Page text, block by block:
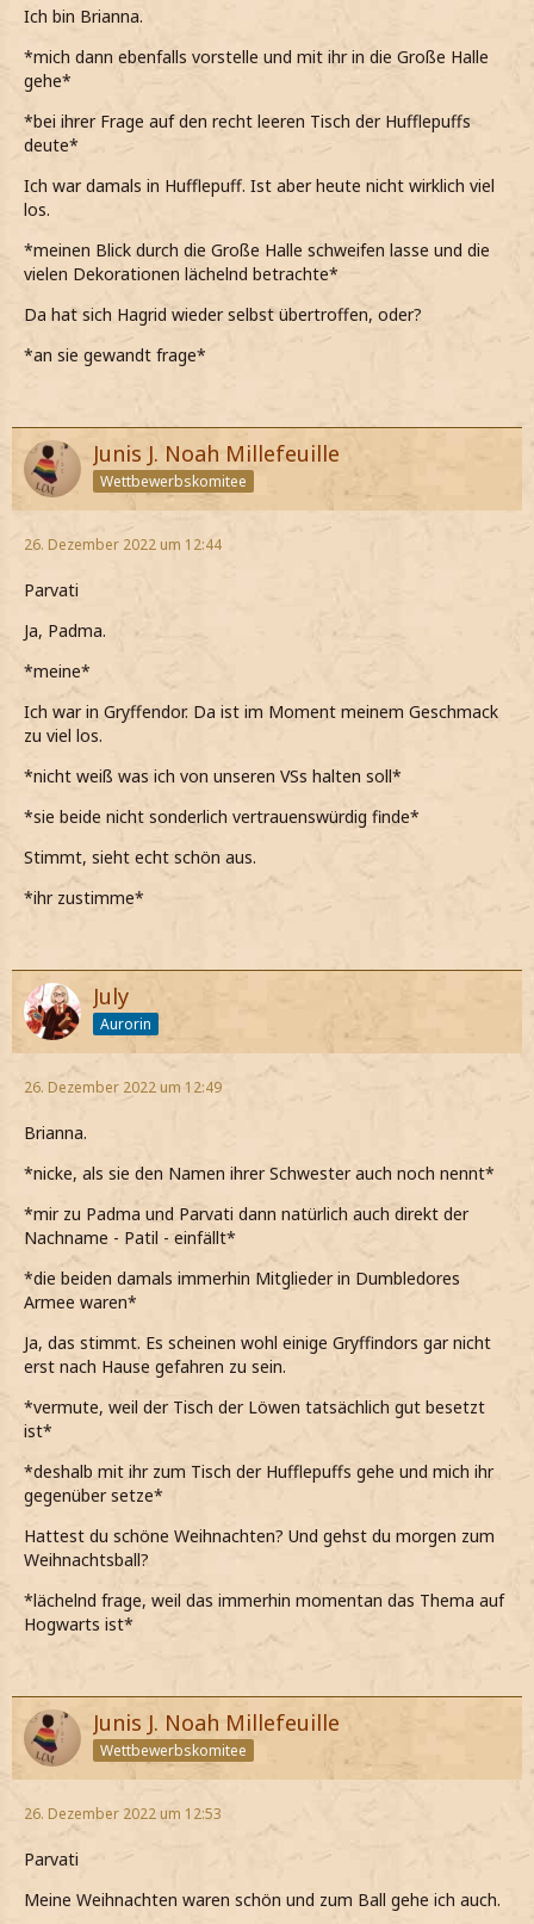
Ich bin Brianna.
*mich dann ebenfalls vorstelle und mit ihr in die Große Halle
gehe*
*bei ihrer Frage auf den recht leeren Tisch der Hufflepuffs
deute*
Ich war damals in Hufflepuff. Ist aber heute nicht wirklich viel
los.
*meinen Blick durch die Große Halle schweifen lasse und die
vielen Dekorationen lächelnd betrachte*
Da hat sich Hagrid wieder selbst übertroffen, oder?
*an sie gewandt frage*
Junis J. Noah Millefeuille
Wettbewerbskomitee
26. Dezember 2022 um 12:44
Parvati
Ja, Padma.
*meine*
Ich war in Gryffendor. Da ist im Moment meinem Geschmack
zu viel los.
*nicht weiß was ich von unseren VSs halten soll*
*sie beide nicht sonderlich vertrauenswürdig finde*
Stimmt, sieht echt schön aus.
*ihr zustimme*
July
Aurorin
26. Dezember 2022 um 12:49
Brianna.
*nicke, als sie den Namen ihrer Schwester auch noch nennt*
*mir zu Padma und Parvati dann natürlich auch direkt der
Nachname - Patil - einfällt*
*die beiden damals immerhin Mitglieder in Dumbledores
Armee waren*
Ja, das stimmt. Es scheinen wohl einige Gryffindors gar nicht
erst nach Hause gefahren zu sein.
*vermute, weil der Tisch der Löwen tatsächlich gut besetzt
ist*
*deshalb mit ihr zum Tisch der Hufflepuffs gehe und mich ihr
gegenüber setze*
Hattest du schöne Weihnachten? Und gehst du morgen zum
Weihnachtsball?
*lächelnd frage, weil das immerhin momentan das Thema auf
Hogwarts ist*
Junis J. Noah Millefeuille
Wettbewerbskomitee
26. Dezember 2022 um 12:53
Parvati
Meine Weihnachten waren schön und zum Ball gehe ich auch.